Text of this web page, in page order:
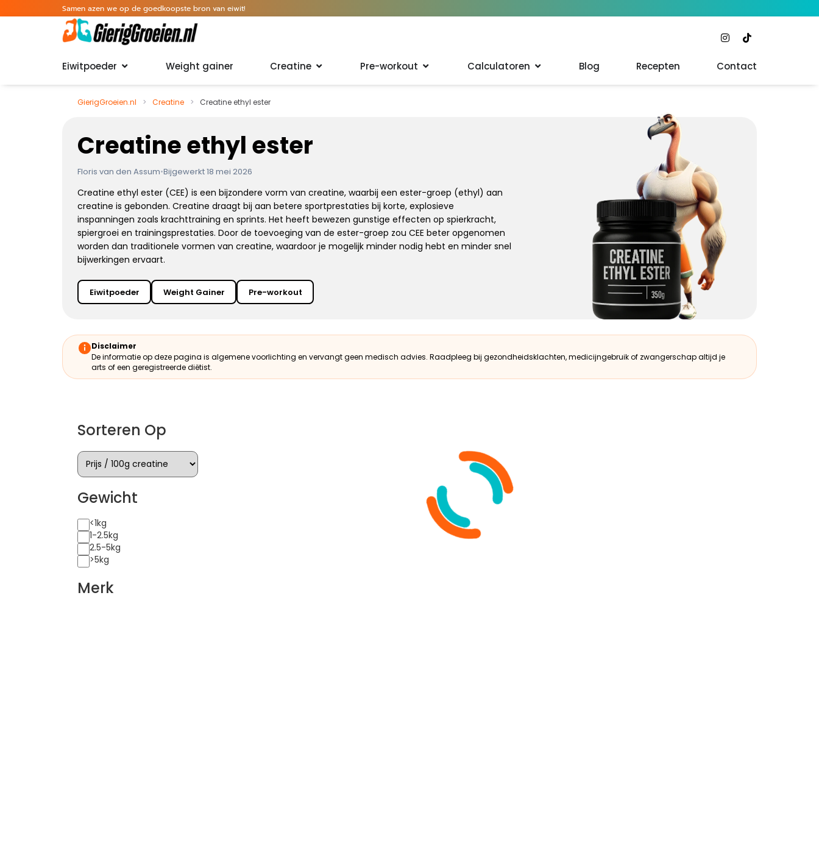
Samen azen we op de goedkoopste bron van eiwit!
Eiwitpoeder Weight gainer Creatine Pre-workout Calculatoren Blog Recepten Contact
GierigGroeien.nl > Creatine > Creatine ethyl ester
Creatine ethyl ester
Floris van den Assum•Bijgewerkt 18 mei 2026
Creatine ethyl ester (CEE) is een bijzondere vorm van creatine, waarbij een ester-groep (ethyl) aan
creatine is gebonden. Creatine draagt bij aan betere sportprestaties bij korte, explosieve
inspanningen zoals krachttraining en sprints. Het heeft bewezen gunstige effecten op spierkracht,
spiergroei en trainingsprestaties. Door de toevoeging van de ester-groep zou CEE beter opgenomen
worden dan traditionele vormen van creatine, waardoor je mogelijk minder nodig hebt en minder snel
bijwerkingen ervaart.
Eiwitpoeder Weight Gainer Pre-workout
Disclaimer
De informatie op deze pagina is algemene voorlichting en vervangt geen medisch advies. Raadpleeg bij gezondheidsklachten, medicijngebruik of zwangerschap altijd je
arts of een geregistreerde diëtist.
Sorteren Op
Gewicht
<1kg
1-2.5kg
2.5-5kg
>5kg
Merk